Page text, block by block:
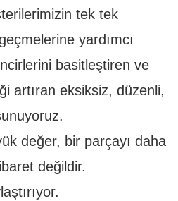
tek tek
yardımcı
basitleştiren ve
artıran eksiksiz, düzenli,
değer, bir parçayı daha
değildir.